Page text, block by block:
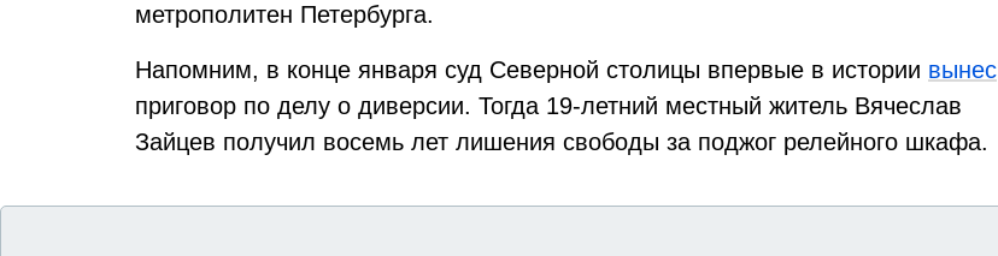
метрополитен Петербурга.
Напомним, в конце января суд Северной столицы впервые в истории вынес
приговор по делу о диверсии. Тогда 19-летний местный житель Вячеслав
Зайцев получил восемь лет лишения свободы за поджог релейного шкафа.